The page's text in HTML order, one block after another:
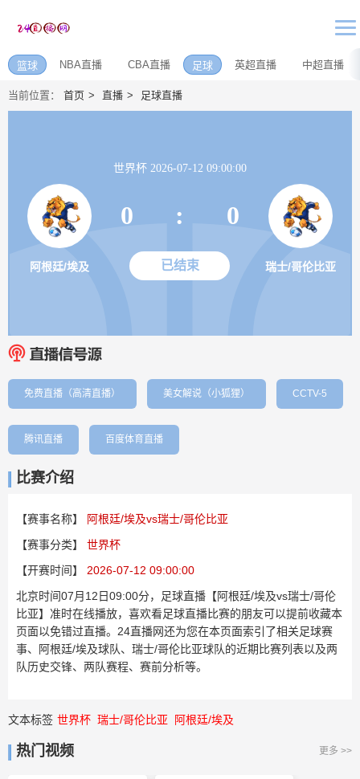
篮球 NBA直播 CBA直播 足球 英超直播 中超直播
当前位置： 首页 直播 足球直播
世界杯 2026-07-12 09:00:00
阿根廷/埃及
0 : 0
已结束 瑞士/哥伦比亚
免费直播（高清直播） 美女解说（小狐狸） CCTV-5
腾讯直播 百度体育直播
比赛介绍
【赛事名称】
阿根廷/埃及vs瑞士/哥伦比亚
【赛事分类】
世界杯
【开赛时间】
2026-07-12 09:00:00
北京时间07月12日09:00分，足球直播【阿根廷/埃及vs瑞士/哥伦
比亚】准时在线播放，喜欢看足球直播比赛的朋友可以提前收藏本
页面以免错过直播。24直播网还为您在本页面索引了相关足球赛
事、阿根廷/埃及球队、瑞士/哥伦比亚球队的近期比赛列表以及两
队历史交锋、两队赛程、赛前分析等。
文本标签 世界杯 瑞士/哥伦比亚 阿根廷/埃及
热门视频 更多 >>